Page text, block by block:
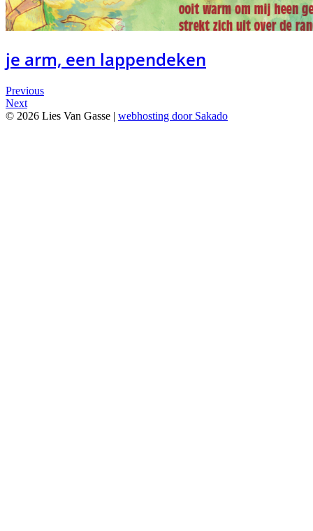
je arm, een lappendeken
Posts
navigation
Previous
Next
© 2026 Lies Van Gasse | webhosting door Sakado